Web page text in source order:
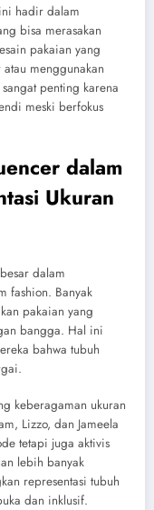
hadir dalam
bisa merasakan
pakaian yang
menggunakan
penting karena
meski berfokus
dalam
Ukuran
dalam
fashion. Banyak
pakaian yang
bangga. Hal ini
bahwa tubuh
keberagaman ukuran
Lizzo, dan Jameela
tetapi juga aktivis
lebih banyak
representasi tubuh
dan inklusif.